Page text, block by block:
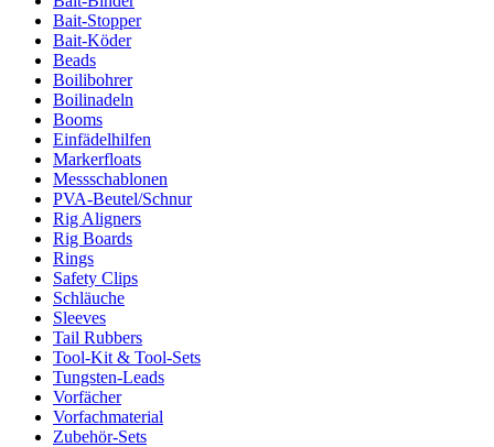
Bait-Stopper
Bait-Köder
Beads
Boilibohrer
Boilinadeln
Booms
Einfädelhilfen
Markerfloats
Messschablonen
PVA-Beutel/Schnur
Rig Aligners
Rig Boards
Rings
Safety Clips
Schläuche
Sleeves
Tail Rubbers
Tool-Kit & Tool-Sets
Tungsten-Leads
Vorfächer
Vorfachmaterial
Zubehör-Sets